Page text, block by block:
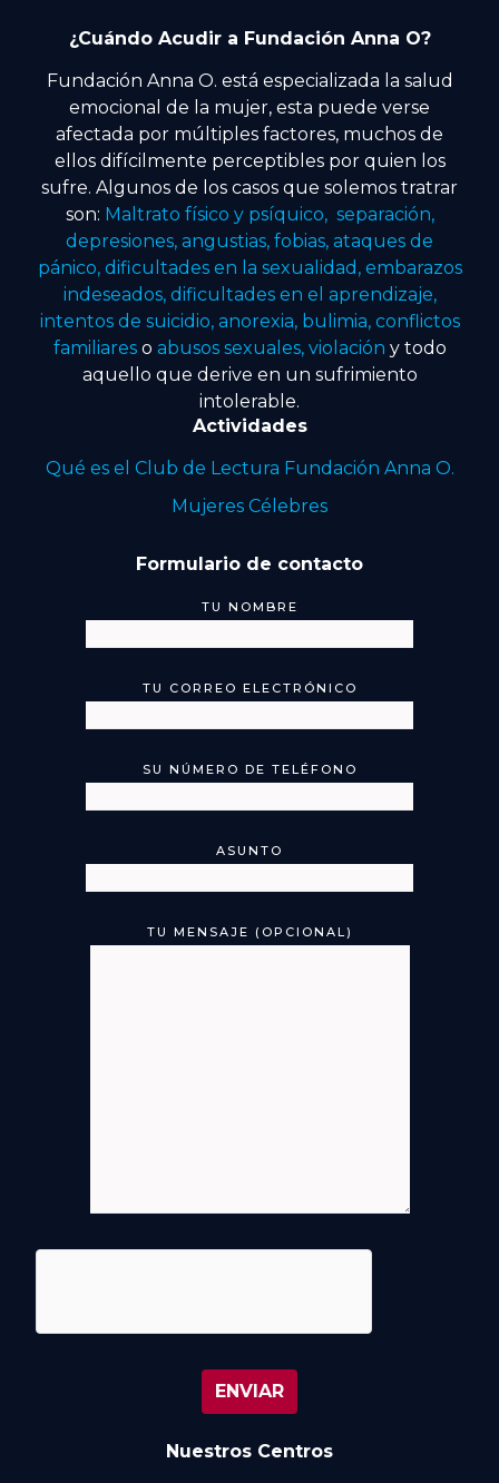
¿Cuándo Acudir a Fundación Anna O?
Fundación Anna O. está especializada la salud
emocional de la mujer, esta puede verse
afectada por múltiples factores, muchos de
ellos difícilmente perceptibles por quien los
sufre. Algunos de los casos que solemos tratrar
son: Maltrato físico y psíquico, separación,
depresiones, angustias, fobias, ataques de
pánico, dificultades en la sexualidad, embarazos
indeseados, dificultades en el aprendizaje,
intentos de suicidio, anorexia, bulimia, conflictos
familiareso abusos sexuales, violación y todo
aquello que derive en un sufrimiento
intolerable.
Actividades
Qué es el Club de Lectura Fundación Anna O.
Mujeres Célebres
Formulario de contacto
TU NOMBRE
TU CORREO ELECTRÓNICO
SU NÚMERO DE TELÉFONO
ASUNTO
TU MENSAJE (OPCIONAL)
Nuestros Centros